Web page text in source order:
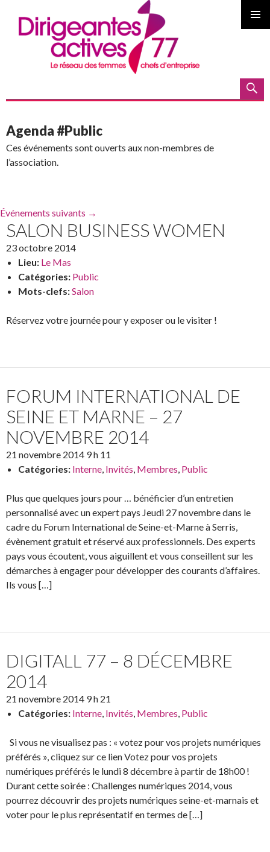
Agenda #Public
Ces événements sont ouverts aux non-membres de
l’association.
Événements suivants →
SALON BUSINESS WOMEN
23 octobre 2014
Lieu: Le Mas
Catégories: Public
Mots-clefs:Salon
Réservez votre journée pour y exposer ou le visiter !
FORUM INTERNATIONAL DE
SEINE ET MARNE – 27
NOVEMBRE 2014
21 novembre 2014 9 h 11
Catégories: Interne, Invités, Membres, Public
Plus que quelques jours pour … bénéficier d’un entretien
personnalisé avec un expert pays Jeudi 27 novembre dans le
cadre du Forum International de Seine-et-Marne à Serris,
évènement gratuit et réservé aux professionnels. Des experts
pays vous écoutent, vous aiguillent et vous conseillent sur les
démarches à engager pour développer des courants d’affaires.
Ils vous […]
DIGITALL 77 – 8 DÉCEMBRE
2014
21 novembre 2014 9 h 21
Catégories: Interne, Invités, Membres, Public
Si vous ne visualisez pas : « votez pour vos projets numériques
préférés », cliquez sur ce lien Votez pour vos projets
numériques préférés le lundi 8 décembre à partir de 18h00 !
Durant cette soirée : Challenges numériques 2014, vous
pourrez découvrir des projets numériques seine-et-marnais et
voter pour le plus représentatif en termes de […]